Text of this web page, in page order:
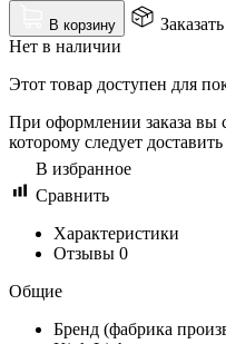
В корзину
Заказать
Нет в наличии
Этот товар доступен для
При оформлении заказа вы
которому следует доставить
В избранное
Сравнить
Характеристики
Отзывы 0
Общие
Бренд (фабрика